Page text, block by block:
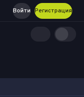
Регистрация
Войти